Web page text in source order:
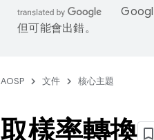
但可能會出錯。
AOSP 文件 核心主題
取樣率轉換